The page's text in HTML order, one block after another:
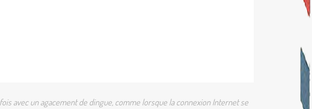
avec un agacement de dingue, comme lorsque la connexion Internet se